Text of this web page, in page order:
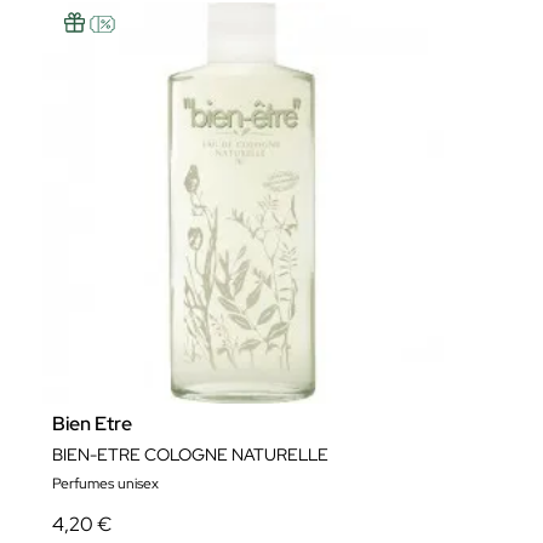
Bien Etre
BIEN-ETRE COLOGNE NATURELLE
Perfumes unisex
4,20 €